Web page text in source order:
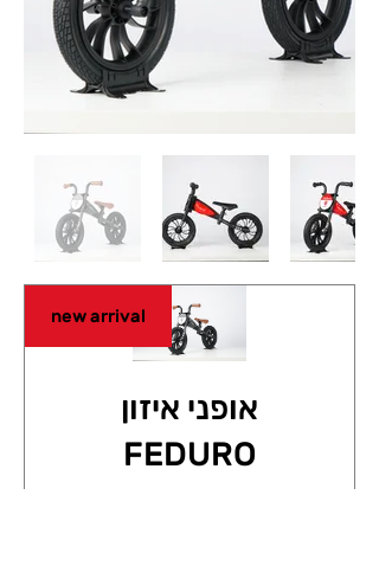
new arrival
אופני איזון
FEDURO